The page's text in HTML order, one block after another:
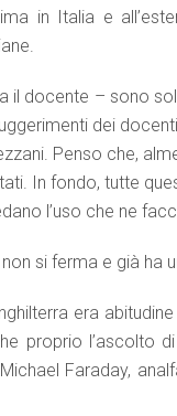
in Italia e
il docente – sono
dei
Penso che,
In fondo, tutte
l’uso che ne
si ferma e già ha
era
proprio l’ascolto
Michael Faraday,